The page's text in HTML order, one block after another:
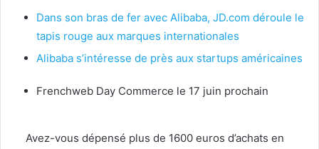
Dans son bras de fer avec Alibaba, JD.com déroule le
tapis rouge aux marques internationales
Alibaba s’intéresse de près aux startups américaines
Frenchweb Day Commerce le 17 juin prochain
Avez-vous dépensé plus de 1600 euros d’achats en